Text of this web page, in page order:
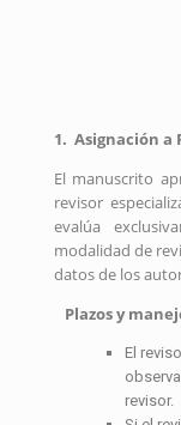
1. Asignación a
El manuscrito
revisor
evalúa
modalidad de
datos de los
Plazos y
El
revisor.